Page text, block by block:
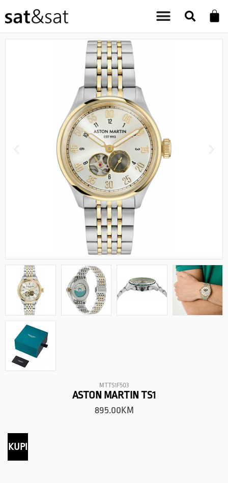
MTTS1F503
ASTON MARTIN TS1
895.00KM
KUPI